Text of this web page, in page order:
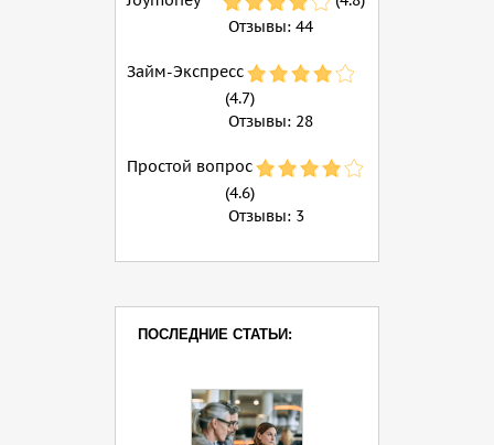
Отзывы: 44
Займ-Экспресс
(4.7)
Отзывы: 28
Простой вопрос
(4.6)
Отзывы: 3
ПОСЛЕДНИЕ СТАТЬИ: